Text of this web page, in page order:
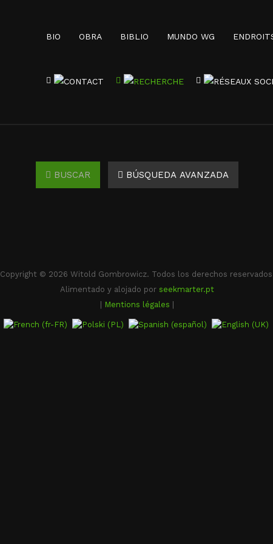
BIO OBRA BIBLIO MUNDO WG
BUSCAR BÚSQUEDA AVANZADA
Copyright © 2026 Witold Gombrowicz. Todos los derechos
Alimentado y alojado por seekmarter.pt
Mentions légales